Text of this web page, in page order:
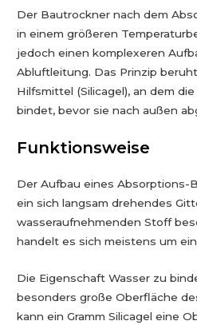
Der Bautrockner nach dem
in einem größeren
jedoch einen komplexeren
Abluftleitung. Das Prinzip
Hilfsmittel (Silicagel), an dem
bindet, bevor sie nach außen
Funktionsweise
Der Aufbau eines Absorptions-
ein sich langsam drehendes
wasseraufnehmenden Stoff
handelt es sich meistens um ein
Die Eigenschaft Wasser zu
besonders große Oberfläche
kann ein Gramm Silicagel eine